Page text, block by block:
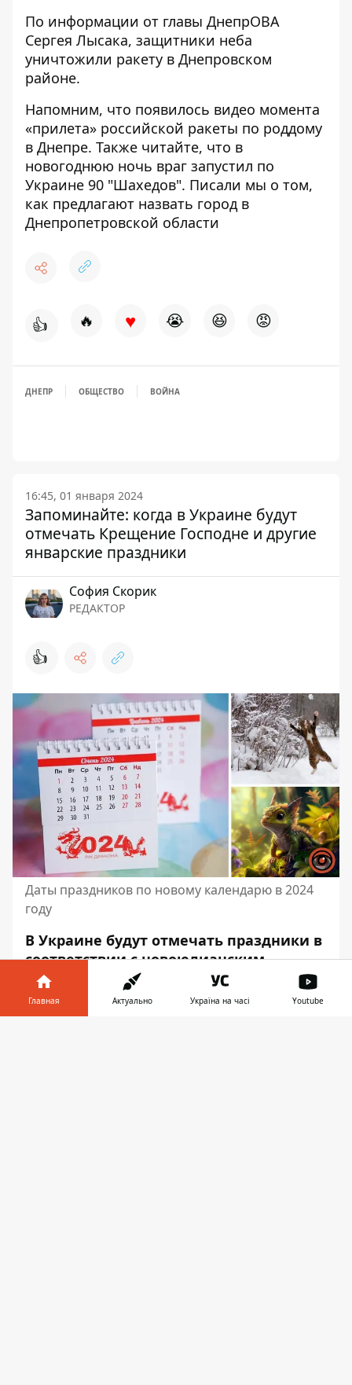
По информации от главы ДнепрОВА
Сергея Лысака, защитники неба
уничтожили ракету в Днепровском
районе.
Напомним, что появилось видео момента
«прилета» российской ракеты по роддому
в Днепре. Также читайте, что в
новогоднюю ночь враг запустил по
Украине 90 "Шахедов". Писали мы о том,
как предлагают назвать город в
Днепропетровской области
👍 🔥 ♥ 😭 😆 😡
ДНЕПР ОБЩЕСТВО ВОЙНА
16:45, 01 января 2024
Запоминайте: когда в Украине будут
отмечать Крещение Господне и другие
январские праздники
София Скорик
РЕДАКТОР
👍
Даты праздников по новому календарю в 2024
году
В Украине будут отмечать праздники в
соответствии с новоюлианским
календарем. В частности,по новому
стилю мы будем отмечать Обрезание
Господне
Главная Актуально Україна на часі Youtube